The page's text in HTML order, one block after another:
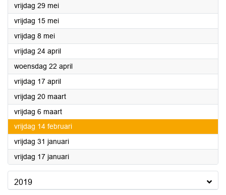
vrijdag 29 mei2020
vrijdag 15 mei2020
vrijdag 8 mei2020
vrijdag 24 april2020
woensdag 22 april2020
vrijdag 17 april2020
vrijdag 20 maart2020
vrijdag 6 maart2020
vrijdag 14 februari2020
vrijdag 31 januari2020
vrijdag 17 januari2020
2019